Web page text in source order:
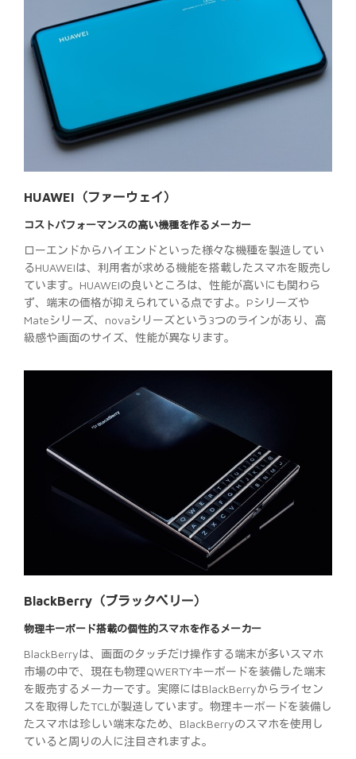
HUAWEI（ファーウェイ）
コストパフォーマンスの高い機種を作るメーカー
ローエンドからハイエンドといった様々な機種を製造してい
るHUAWEIは、利用者が求める機能を搭載したスマホを販売し
ています。HUAWEIの良いところは、性能が高いにも関わら
ず、端末の価格が抑えられている点ですよ。Pシリーズや
Mateシリーズ、novaシリーズという3つのラインがあり、高
級感や画面のサイズ、性能が異なります。
BlackBerry（ブラックベリー）
物理キーボード搭載の個性的スマホを作るメーカー
BlackBerryは、画面のタッチだけ操作する端末が多いスマホ
市場の中で、現在も物理QWERTYキーボードを装備した端末
を販売するメーカーです。実際にはBlackBerryからライセン
スを取得したTCLが製造しています。物理キーボードを装備し
たスマホは珍しい端末なため、BlackBerryのスマホを使用し
ていると周りの人に注目されますよ。